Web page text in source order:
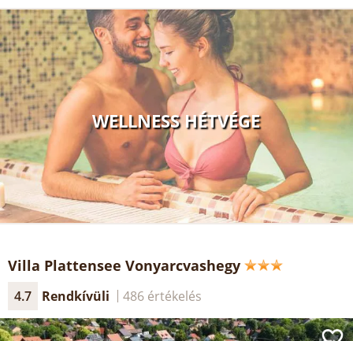
WELLNESS HÉTVÉGE
Villa Plattensee Vonyarcvashegy
4.7 Rendkívüli 486 értékelés